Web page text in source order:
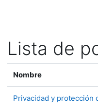
Lista de
Nombre
Privacidad y protección